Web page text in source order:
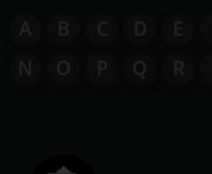
A B C D E
N
O P Q R